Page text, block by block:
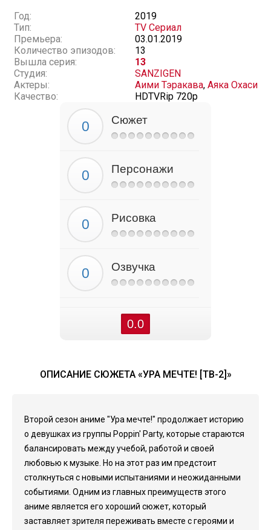
Год:
2019
Тип:
TV Сериал
Премьера:
03.01.2019
Количество эпизодов:
13
Вышла серия:
13
Студия:
SANZIGEN
Актеры:
Аими Тэракава, Аяка Охаси
Качество:
HDTVRip 720p
Сюжет
Персонажи
Рисовка
Озвучка
0.0
ОПИСАНИЕ СЮЖЕТА «УРА МЕЧТЕ! [ТВ-2]»
Второй сезон аниме "Ура мечте!" продолжает историю
о девушках из группы Poppin' Party, которые стараются
балансировать между учебой, работой и своей
любовью к музыке. Но на этот раз им предстоит
столкнуться с новыми испытаниями и неожиданными
событиями. Одним из главных преимуществ этого
аниме является его хороший сюжет, который
заставляет зрителя переживать вместе с героями и